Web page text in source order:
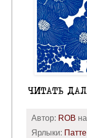
Автор: ROB
Ярлыки: